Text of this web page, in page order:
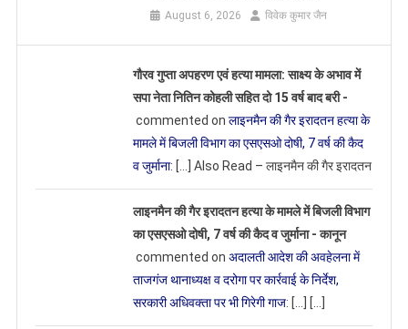
August 6, 2026 विवेक कुमार जैन
गौरव गुप्ता अपहरण एवं हत्या मामला: साक्ष्य के अभाव में
सपा नेता नितिन कोहली सहित दो 15 वर्ष बाद बरी -
commented onलाइनमैन की गैर इरादतन हत्या के
मामले में बिजली विभाग का एसएसओ दोषी, 7 वर्ष की कैद
व जुर्माना: […] Also Read – लाइनमैन की गैर इरादतन
लाइनमैन की गैर इरादतन हत्या के मामले में बिजली विभाग
का एसएसओ दोषी, 7 वर्ष की कैद व जुर्माना - कानून
commented onअदालती आदेश की अवहेलना में
ताजगंज थानाध्यक्ष व दरोगा पर कार्रवाई के निर्देश,
सरकारी अधिवक्ता पर भी गिरेगी गाज: […] […]